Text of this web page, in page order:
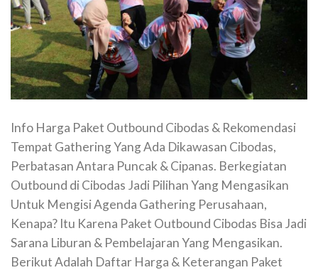
Info Harga Paket Outbound Cibodas & Rekomendasi
Tempat Gathering Yang Ada Dikawasan Cibodas,
Perbatasan Antara Puncak & Cipanas. Berkegiatan
Outbound di Cibodas Jadi Pilihan Yang Mengasikan
Untuk Mengisi Agenda Gathering Perusahaan,
Kenapa? Itu Karena Paket Outbound Cibodas Bisa Jadi
Sarana Liburan & Pembelajaran Yang Mengasikan.
Berikut Adalah Daftar Harga & Keterangan Paket